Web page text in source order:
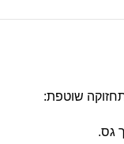
שוטפת:
גס.